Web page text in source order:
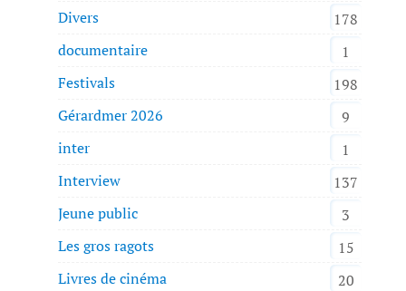
Divers
178
documentaire
1
Festivals
198
Gérardmer 2026
9
inter
1
Interview
137
Jeune public
3
Les gros ragots
15
Livres de cinéma
20